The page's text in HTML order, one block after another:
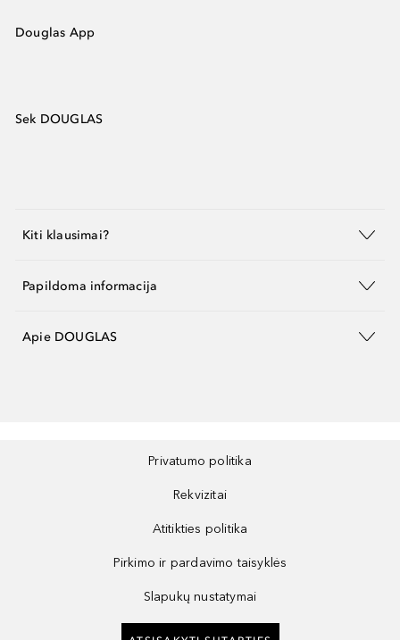
Douglas App
Sek DOUGLAS
Kiti klausimai?
Papildoma informacija
Apie DOUGLAS
Privatumo politika
Rekvizitai
Atitikties politika
Pirkimo ir pardavimo taisyklės
Slapukų nustatymai